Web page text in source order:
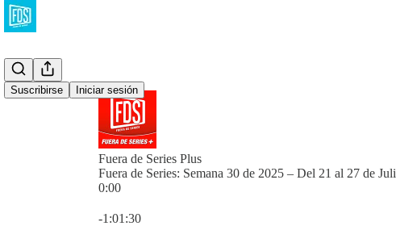
Suscribirse Iniciar sesión
Fuera de Series Plus
Fuera de Series: Semana 30 de 2025 – Del 21 al 27 de Juli
0:00
-1:01:30